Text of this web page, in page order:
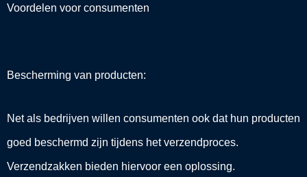
Voordelen voor consumenten
Bescherming van producten:
Net als bedrijven willen consumenten ook dat hun producten
goed beschermd zijn tijdens het verzendproces.
Verzendzakken bieden hiervoor een oplossing.